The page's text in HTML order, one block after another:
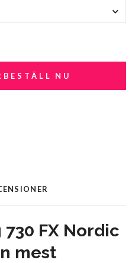
NU
FX Nordic
mest